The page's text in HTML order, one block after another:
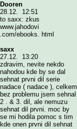
Dooren
28.12. 12:51
to saxx: zkus
www.jahodovi
.com/ebooks. html
saxx
27.12. 13:20
zdravim, nevite nekdo
nahodou kde by se dal
sehnat prvni dil serie
nadace ( nadace ), celkem
bez problemu jsem sehnal
2 . & 3. dil, ale nemuzu
sehnat dil prvni. moc by
se mi hodila pomoc s tim
kde onen prvni dil sehnat